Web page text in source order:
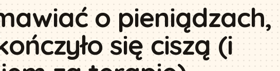
o pieniądzach,
się ciszą (i